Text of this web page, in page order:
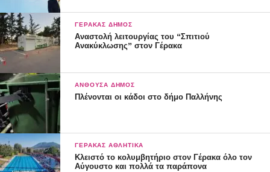
ΓΈΡΑΚΑΣ ΔΉΜΟΣ
Αναστολή λειτουργίας του “Σπιτιού
Ανακύκλωσης” στον Γέρακα
ΑΝΘΟΎΣΑ ΔΉΜΟΣ
Πλένονται οι κάδοι στο δήμο Παλλήνης
ΓΈΡΑΚΑΣ ΑΘΛΗΤΙΚΆ
Κλειστό το κολυμβητήριο στον Γέρακα όλο τον
Αύγουστο και πολλά τα παράπονα